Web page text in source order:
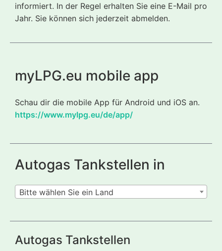
informiert. In der Regel erhalten Sie eine E-Mail pro
Jahr. Sie können sich jederzeit abmelden.
myLPG.eu mobile app
Schau dir die mobile App für Android und iOS an.
https://www.mylpg.eu/de/app/
Autogas Tankstellen in
Bitte wählen Sie ein Land
Autogas Tankstellen